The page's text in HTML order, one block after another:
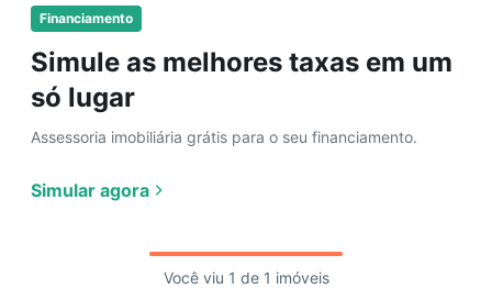
Financiamento
Simule as melhores taxas em um
só lugar
Assessoria imobiliária grátis para o seu financiamento.
Simular agora
Você viu 1 de 1 imóveis